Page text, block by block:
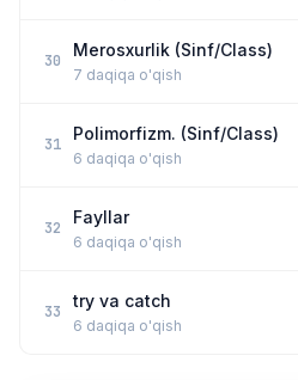
30
Merosxurlik (Sinf/Class)
7 daqiqa o'qish
31
Polimorfizm. (Sinf/Class)
6 daqiqa o'qish
32
Fayllar
6 daqiqa o'qish
33
try va catch
6 daqiqa o'qish